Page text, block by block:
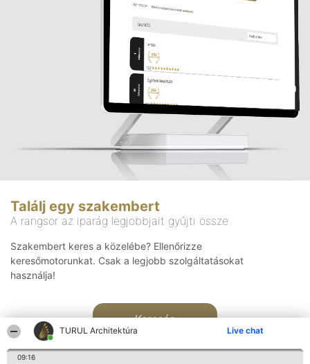
TURUL Architektúra Live chat
09:16
Találj egy szakembert
A rangsor az iparág legjobbjait gyűjti össze
Szakembert keres a közelébe? Ellenőrizze
keresőmotorunkat. Csak a legjobb szolgáltatásokat
használja!
Keresés